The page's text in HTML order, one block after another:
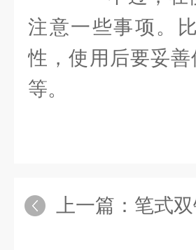
注意一些事项。
性，使用后要妥
等。
上一篇： 笔式